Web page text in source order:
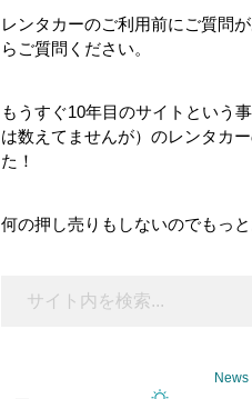
ド
バ
レンタカーのご利用前にご質問
らご質問ください。
もうすぐ10年目のサイトという
は数えてませんが）のレンタカ
た！
何の押し売りもしないのでもっ
News